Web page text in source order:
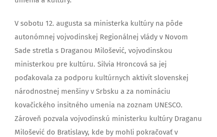
V sobotu 12. augusta sa ministerka kultúry na pôde
autonómnej vojvodinskej Regionálnej vlády v Novom
Sade stretla s Draganou Milošević, vojvodinskou
ministerkou pre kultúru. Silvia Hroncová sa jej
poďakovala za podporu kultúrnych aktivít slovenskej
národnostnej menšiny v Srbsku a za nomináciu
kovačického insitného umenia na zoznam UNESCO.
Zároveň pozvala vojvodinskú ministerku kultúry Draganu
Milošević do Bratislavy, kde by mohli pokračovať v